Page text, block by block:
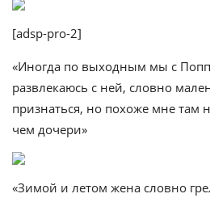
[adsp-pro-2]
«Иногда по выходным мы с
развлекаюсь с ней, словно
признаться, но похоже мне там
чем дочери»
«Зимой и летом жена словно